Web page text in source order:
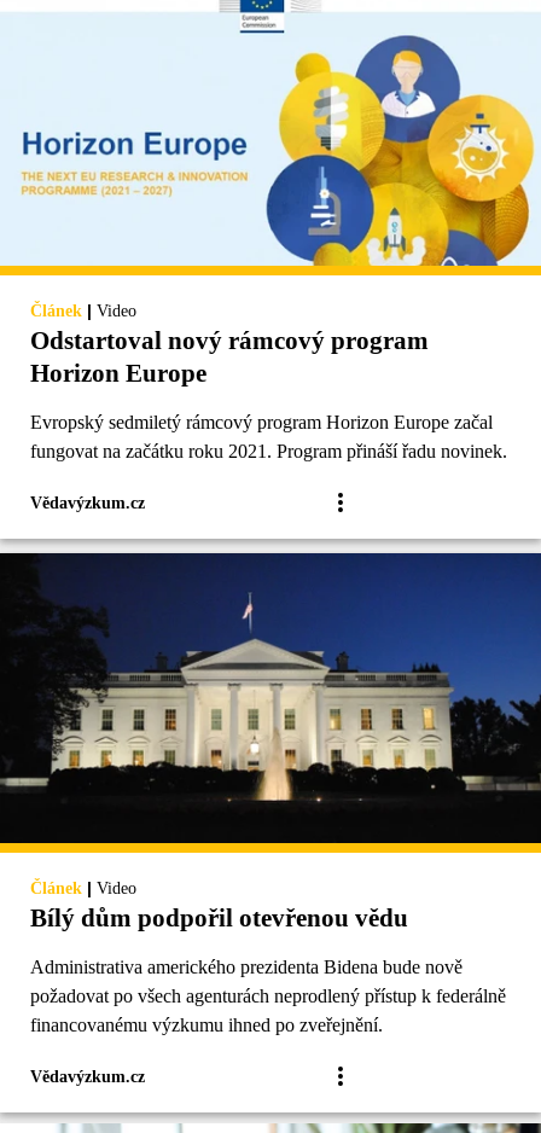
Článek | Video
Odstartoval nový rámcový program
Horizon Europe
Evropský sedmiletý rámcový program Horizon Europe začal
fungovat na začátku roku 2021. Program přináší řadu novinek.
Vědavýzkum.cz
Článek | Video
Bílý dům podpořil otevřenou vědu
Administrativa amerického prezidenta Bidena bude nově
požadovat po všech agenturách neprodlený přístup k federálně
financovanému výzkumu ihned po zveřejnění.
Vědavýzkum.cz